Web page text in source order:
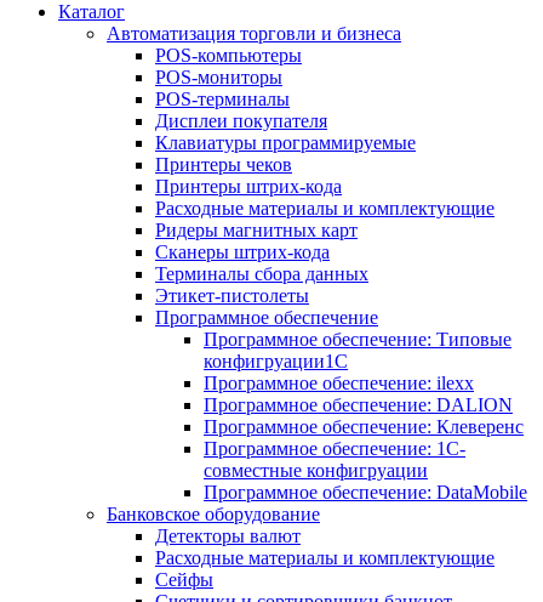
Каталог
Автоматизация торговли и бизнеса
POS-компьютеры
POS-мониторы
POS-терминалы
Дисплеи покупателя
Клавиатуры программируемые
Принтеры чеков
Принтеры штрих-кода
Расходные материалы и комплектующие
Ридеры магнитных карт
Сканеры штрих-кода
Терминалы сбора данных
Этикет-пистолеты
Программное обеспечение
Программное обеспечение: Типовые
конфигруации1С
Программное обеспечение: ilexx
Программное обеспечение: DALION
Программное обеспечение: Клеверенс
Программное обеспечение: 1С-
совместные конфигруации
Программное обеспечение: DataMobile
Банковское оборудование
Детекторы валют
Расходные материалы и комплектующие
Сейфы